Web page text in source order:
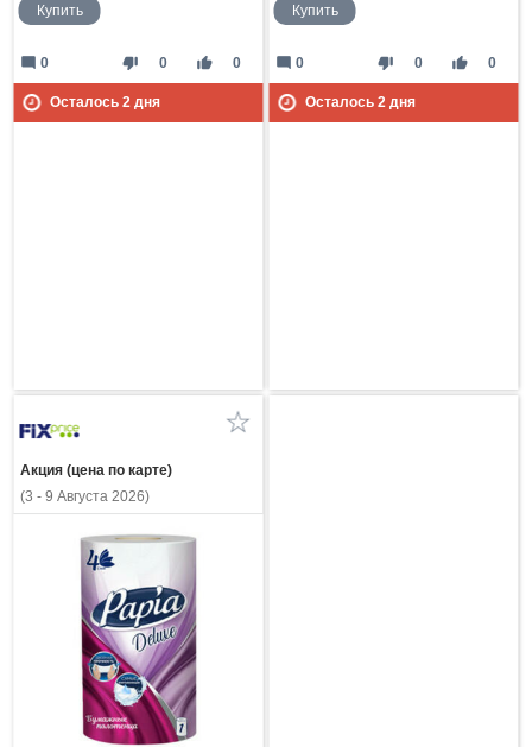
Купить
thumb_down 0 thumb_up 0
mode_comment 0
Осталось 2дня
Купить
thumb_down 0 thumb_up 0
mode_comment 0
Осталось 2дня
Акция (цена по карте)
(3 - 9 Августа 2026)